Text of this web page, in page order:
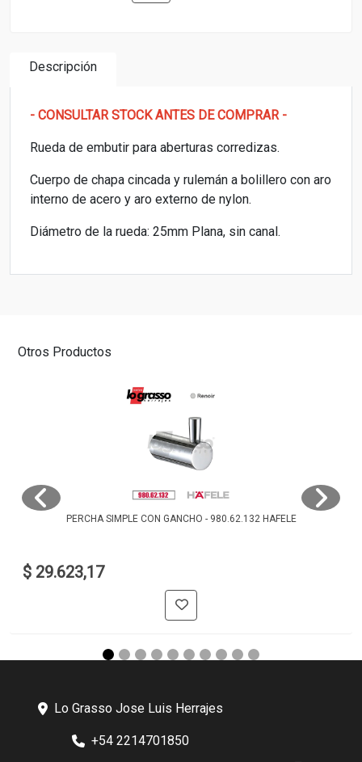
Descripción
- CONSULTAR STOCK ANTES DE COMPRAR -
Rueda de embutir para aberturas corredizas.
Cuerpo de chapa cincada y rulemán a bolillero con aro
interno de acero y aro externo de nylon.
Diámetro de la rueda: 25mm Plana, sin canal.
Otros Productos
PERCHA SIMPLE CON GANCHO - 980.62.132 HAFELE
$ 29.623,17
Lo Grasso Jose Luis Herrajes
+54 2214701850